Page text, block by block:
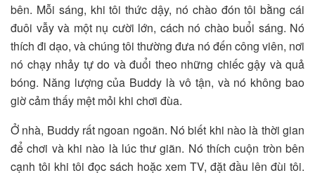
bên. Mỗi sáng, khi tôi thức dậy, nó chào đón tôi bằng cái
đuôi vẫy và một nụ cười lớn, cách nó chào buổi sáng. Nó
thích đi dạo, và chúng tôi thường đưa nó đến công viên, nơi
nó chạy nhảy tự do và đuổi theo những chiếc gậy và quả
bóng. Năng lượng của Buddy là vô tận, và nó không bao
giờ cảm thấy mệt mỏi khi chơi đùa.
Ở nhà, Buddy rất ngoan ngoãn. Nó biết khi nào là thời gian
để chơi và khi nào là lúc thư giãn. Nó thích cuộn tròn bên
cạnh tôi khi tôi đọc sách hoặc xem TV, đặt đầu lên đùi tôi.